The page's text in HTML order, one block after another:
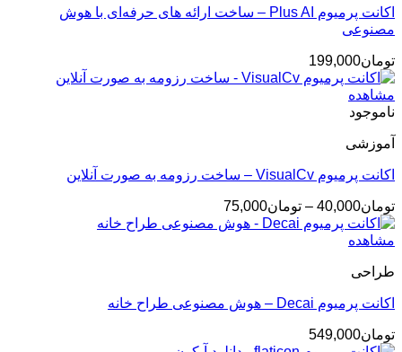
اکانت پرمیوم Plus AI – ساخت ارائه ‌های حرفه‌ای با هوش
مصنوعی
تومان199,000
مشاهده
ناموجود
آموزشی
اکانت پرمیوم VisualCv – ساخت رزومه به صورت آنلاین
تومان40,000
– تومان75,000محدوده
قیمت:
مشاهده
طراحی
اکانت پرمیوم Decai – هوش مصنوعی طراح خانه
تومان549,000